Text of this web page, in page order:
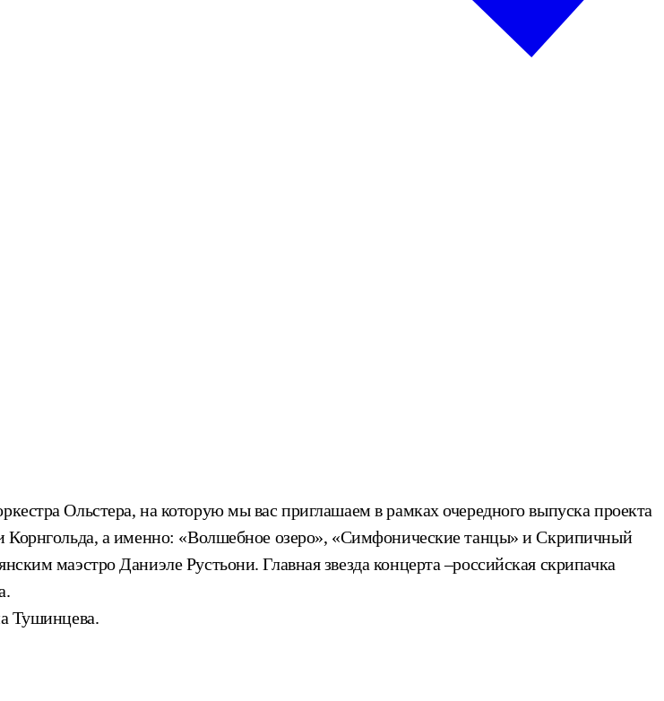
Ольстера, на которую мы вас приглашаем в рамках очередного выпуска проекта
Корнгольда, а именно: «Волшебное озеро», «Симфонические танцы» и Скрипичный
маэстро Даниэле Рустьони. Главная звезда концерта –российская скрипачка
Тушинцева.